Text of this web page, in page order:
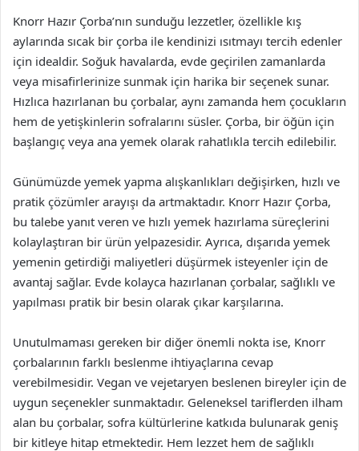
Knorr Hazır Çorba’nın sunduğu lezzetler, özellikle kış
aylarında sıcak bir çorba ile kendinizi ısıtmayı tercih edenler
için idealdir. Soğuk havalarda, evde geçirilen zamanlarda
veya misafirlerinize sunmak için harika bir seçenek sunar.
Hızlıca hazırlanan bu çorbalar, aynı zamanda hem çocukların
hem de yetişkinlerin sofralarını süsler. Çorba, bir öğün için
başlangıç veya ana yemek olarak rahatlıkla tercih edilebilir.
Günümüzde yemek yapma alışkanlıkları değişirken, hızlı ve
pratik çözümler arayışı da artmaktadır. Knorr Hazır Çorba,
bu talebe yanıt veren ve hızlı yemek hazırlama süreçlerini
kolaylaştıran bir ürün yelpazesidir. Ayrıca, dışarıda yemek
yemenin getirdiği maliyetleri düşürmek isteyenler için de
avantaj sağlar. Evde kolayca hazırlanan çorbalar, sağlıklı ve
yapılması pratik bir besin olarak çıkar karşılarına.
Unutulmaması gereken bir diğer önemli nokta ise, Knorr
çorbalarının farklı beslenme ihtiyaçlarına cevap
verebilmesidir. Vegan ve vejetaryen beslenen bireyler için de
uygun seçenekler sunmaktadır. Geleneksel tariflerden ilham
alan bu çorbalar, sofra kültürlerine katkıda bulunarak geniş
bir kitleye hitap etmektedir. Hem lezzet hem de sağlıklı